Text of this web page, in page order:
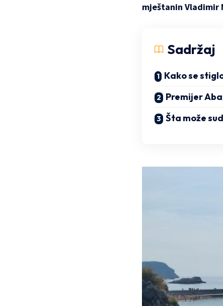
mještanin Vladimir
Sadržaj
Kako se
Premijer
Šta može